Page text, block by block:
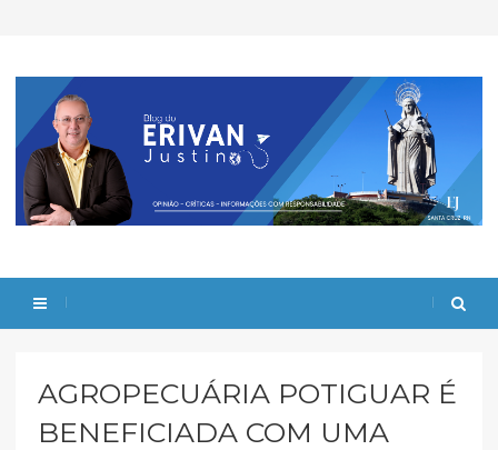
AGROPECUÁRIA POTIGUAR É
BENEFICIADA COM UMA